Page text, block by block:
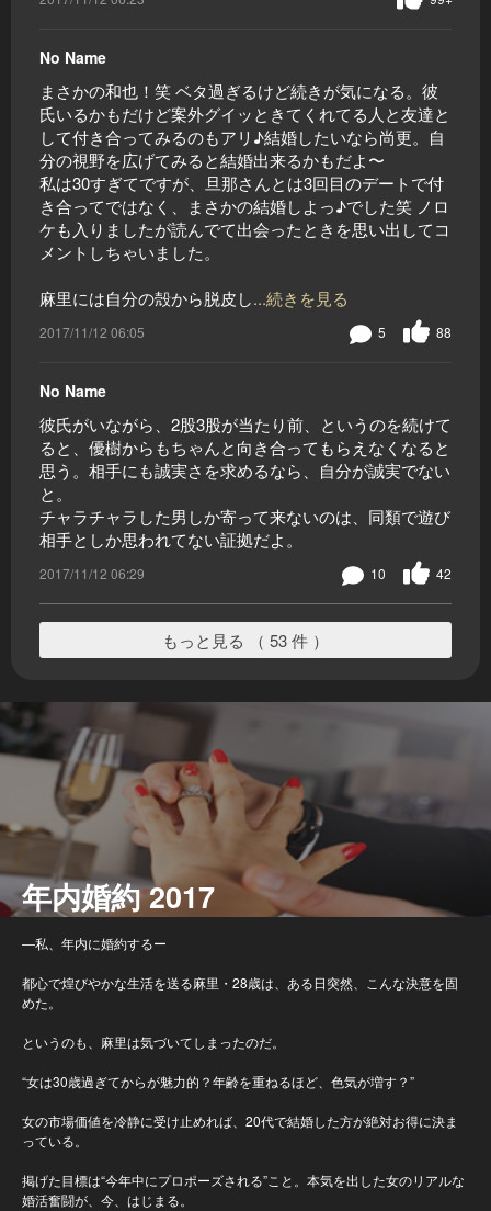
No Name
まさかの和也！笑 ベタ過ぎるけど続きが気になる。彼
氏いるかもだけど案外グイッときてくれてる人と友達と
して付き合ってみるのもアリ♪結婚したいなら尚更。自
分の視野を広げてみると結婚出来るかもだよ〜
私は30すぎてですが、旦那さんとは3回目のデートで付
き合ってではなく、まさかの結婚しよっ♪でした笑 ノロ
ケも入りましたが読んでて出会ったときを思い出してコ
メントしちゃいました。
麻里には自分の殻から脱皮し...続きを見る
2017/11/12 06:05 88
5
No Name
彼氏がいながら、2股3股が当たり前、というのを続けて
ると、優樹からもちゃんと向き合ってもらえなくなると
思う。相手にも誠実さを求めるなら、自分が誠実でない
と。
チャラチャラした男しか寄って来ないのは、同類で遊び
相手としか思われてない証拠だよ。
2017/11/12 06:29 42
10
もっと見る （ 53 件 ）
年内婚約 2017
―私、年内に婚約するー
都心で煌びやかな生活を送る麻里・28歳は、ある日突然、こんな決意を固
めた。
というのも、麻里は気づいてしまったのだ。
“女は30歳過ぎてからが魅力的？年齢を重ねるほど、色気が増す？”
女の市場価値を冷静に受け止めれば、20代で結婚した方が絶対お得に決ま
っている。
掲げた目標は“今年中にプロポーズされる”こと。本気を出した女のリアルな
婚活奮闘が、今、はじまる。